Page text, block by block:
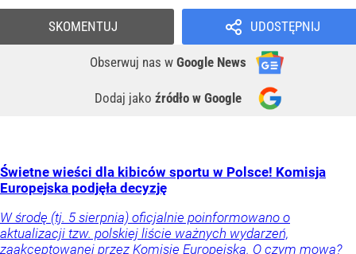
UDOSTĘPNIJ
Obserwuj nas w Google News
Dodaj jako źródło w Google
SKOMENTUJ
Świetne wieści dla kibiców sportu w Polsce! Komisja
Europejska podjęła decyzję
W środę (tj. 5 sierpnia) oficjalnie poinformowano o
aktualizacji tzw. polskiej liście ważnych wydarzeń,
zaakceptowanej przez Komisję Europejską. O czym mowa?